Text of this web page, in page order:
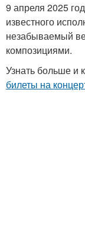
9 апреля 2025
известного
незабываемый
композициями.
Узнать больше и
билеты на